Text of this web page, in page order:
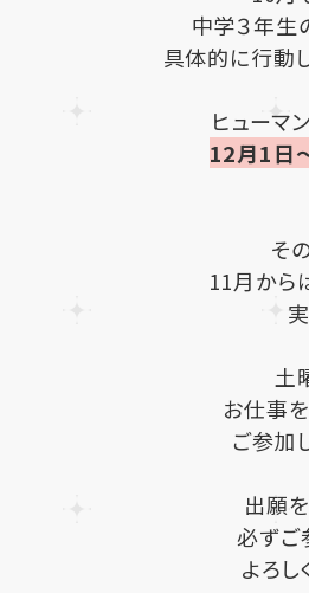
中学３年生
具体的に行動
ヒューマ
12月1日
そ
11月から
土
お仕事
ご参加
出願
必ずご
よろし